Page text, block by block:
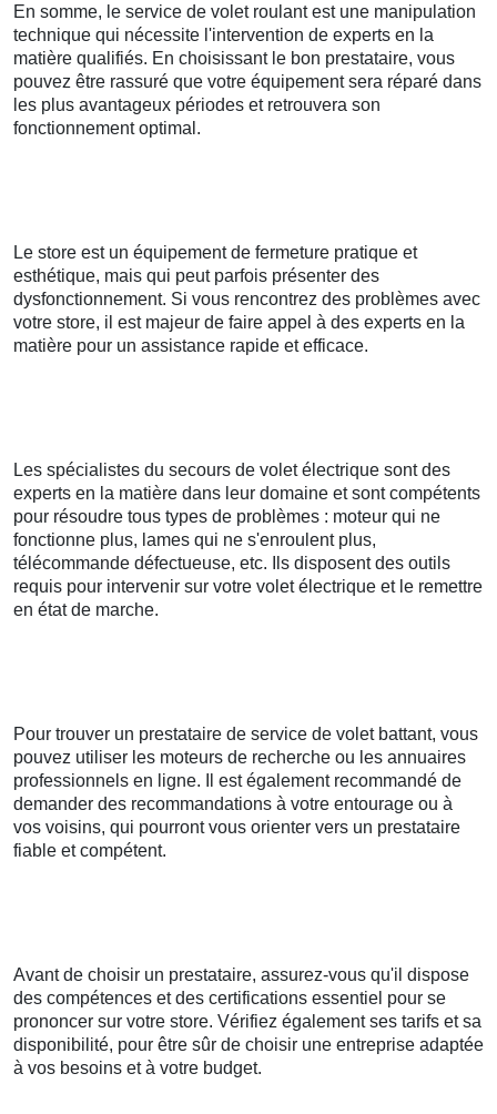
En somme, le service de volet roulant est une manipulation
technique qui nécessite l'intervention de experts en la
matière qualifiés. En choisissant le bon prestataire, vous
pouvez être rassuré que votre équipement sera réparé dans
les plus avantageux périodes et retrouvera son
fonctionnement optimal.
Le store est un équipement de fermeture pratique et
esthétique, mais qui peut parfois présenter des
dysfonctionnement. Si vous rencontrez des problèmes avec
votre store, il est majeur de faire appel à des experts en la
matière pour un assistance rapide et efficace.
Les spécialistes du secours de volet électrique sont des
experts en la matière dans leur domaine et sont compétents
pour résoudre tous types de problèmes : moteur qui ne
fonctionne plus, lames qui ne s'enroulent plus,
télécommande défectueuse, etc. Ils disposent des outils
requis pour intervenir sur votre volet électrique et le remettre
en état de marche.
Pour trouver un prestataire de service de volet battant, vous
pouvez utiliser les moteurs de recherche ou les annuaires
professionnels en ligne. Il est également recommandé de
demander des recommandations à votre entourage ou à
vos voisins, qui pourront vous orienter vers un prestataire
fiable et compétent.
Avant de choisir un prestataire, assurez-vous qu'il dispose
des compétences et des certifications essentiel pour se
prononcer sur votre store. Vérifiez également ses tarifs et sa
disponibilité, pour être sûr de choisir une entreprise adaptée
à vos besoins et à votre budget.